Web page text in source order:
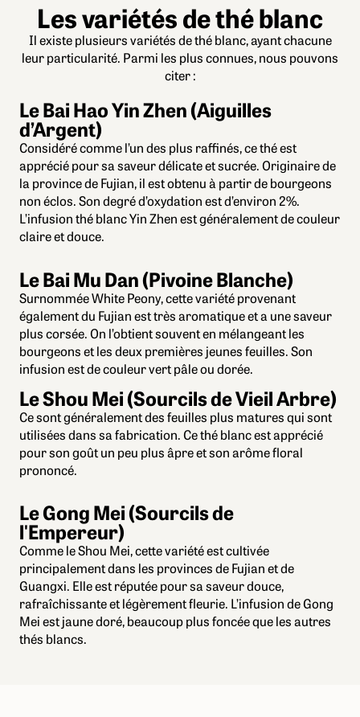
Les variétés de thé blanc
Il existe plusieurs variétés de thé blanc, ayant chacune
leur particularité. Parmi les plus connues, nous pouvons
citer :
Le Bai Hao Yin Zhen (Aiguilles
d’Argent)
Considéré comme l’un des plus raffinés, ce thé est
apprécié pour sa saveur délicate et sucrée. Originaire de
la province de Fujian, il est obtenu à partir de bourgeons
non éclos. Son degré d’oxydation est d’environ 2%.
L’infusion thé blanc Yin Zhen est généralement de couleur
claire et douce.
Le Bai Mu Dan (Pivoine Blanche)
Surnommée White Peony, cette variété provenant
également du Fujian est très aromatique et a une saveur
plus corsée. On l’obtient souvent en mélangeant les
bourgeons et les deux premières jeunes feuilles. Son
infusion est de couleur vert pâle ou dorée.
Le Shou Mei (Sourcils de Vieil Arbre)
Ce sont généralement des feuilles plus matures qui sont
utilisées dans sa fabrication. Ce thé blanc est apprécié
pour son goût un peu plus âpre et son arôme floral
prononcé.
Le Gong Mei (Sourcils de
l'Empereur)
Comme le Shou Mei, cette variété est cultivée
principalement dans les provinces de Fujian et de
Guangxi. Elle est réputée pour sa saveur douce,
rafraîchissante et légèrement fleurie. L’infusion de Gong
Mei est jaune doré, beaucoup plus foncée que les autres
thés blancs.